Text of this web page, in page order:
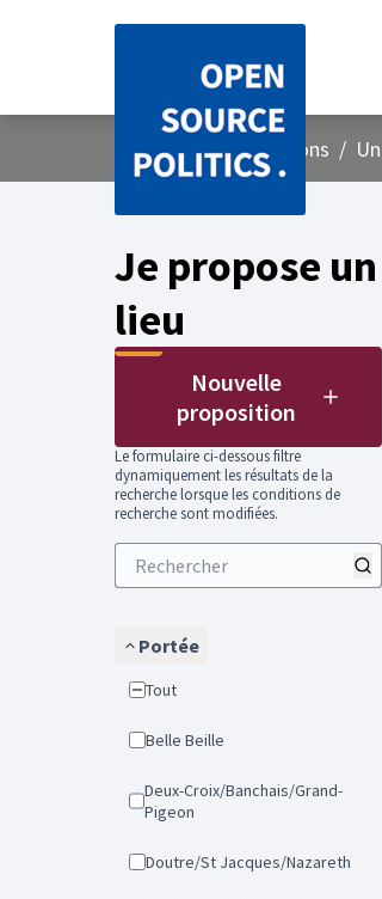
AccueilMenu principal
Concertations /
Je propose un
lieu
Nouvelle
proposition
Le formulaire ci-dessous filtre
dynamiquement les résultats de la
recherche lorsque les conditions de
recherche sont modifiées.
Portée
Tout
Belle Beille
Deux-Croix/Banchais/Grand-
Pigeon
Doutre/St Jacques/Nazareth